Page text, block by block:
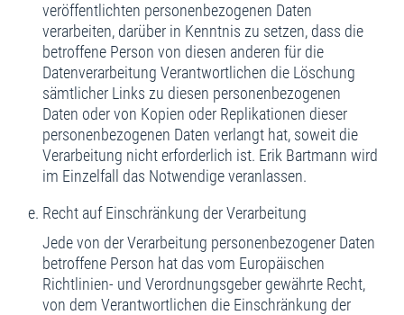
veröffentlichten personenbezogenen Daten
verarbeiten, darüber in Kenntnis zu setzen, dass die
betroffene Person von diesen anderen für die
Datenverarbeitung Verantwortlichen die Löschung
sämtlicher Links zu diesen personenbezogenen
Daten oder von Kopien oder Replikationen dieser
personenbezogenen Daten verlangt hat, soweit die
Verarbeitung nicht erforderlich ist. Erik Bartmann wird
im Einzelfall das Notwendige veranlassen.
Recht auf Einschränkung der Verarbeitung
Jede von der Verarbeitung personenbezogener Daten
betroffene Person hat das vom Europäischen
Richtlinien- und Verordnungsgeber gewährte Recht,
von dem Verantwortlichen die Einschränkung der